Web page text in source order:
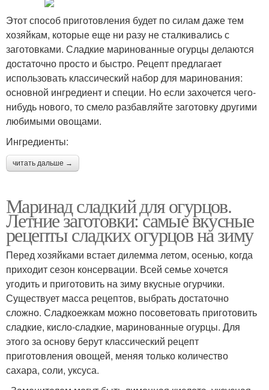
Этот способ приготовления будет по силам даже тем
хозяйкам, которые еще ни разу не сталкивались с
заготовками. Сладкие маринованные огурцы делаются
достаточно просто и быстро. Рецепт предлагает
использовать классический набор для маринования:
основной ингредиент и специи. Но если захочется чего-
нибудь нового, то смело разбавляйте заготовку другими
любимыми овощами.
Ингредиенты:
читать дальше →
Маринад сладкий для огурцов.
Летние заготовки: самые вкусные
рецепты сладких огурцов на зиму
Перед хозяйками встает дилемма летом, осенью, когда
приходит сезон консервации. Всей семье хочется
угодить и приготовить на зиму вкусные огурчики.
Существует масса рецептов, выбрать достаточно
сложно. Сладкоежкам можно посоветовать приготовить
сладкие, кисло-сладкие, маринованные огурцы. Для
этого за основу берут классический рецепт
приготовления овощей, меняя только количество
сахара, соли, уксуса.